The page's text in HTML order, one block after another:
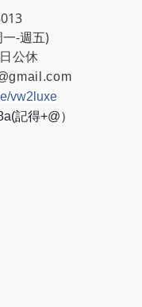
-週五)
公休
vw2luxe
記得+@）